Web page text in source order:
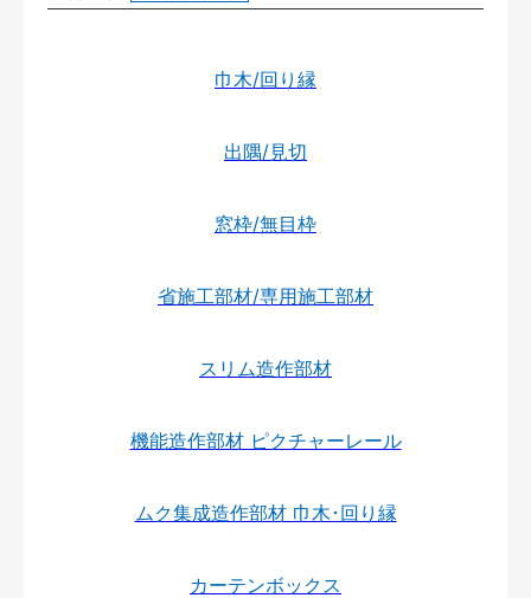
巾木/回り縁
出隅/見切
窓枠/無目枠
省施工部材/専用施工部材
スリム造作部材
機能造作部材 ピクチャーレール
ムク集成造作部材 巾木･回り縁
カーテンボックス